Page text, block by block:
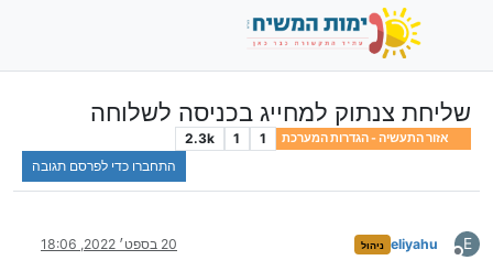
שליחת צנתוק למחייג בכניסה לשלוחה
אזור התעשיה - הגדרות המערכת 1
1
2.3k
התחברו כדי לפרסם תגובה
E
מנותק
eliyahu ניהול 20 בספט׳ 2022, 18:06